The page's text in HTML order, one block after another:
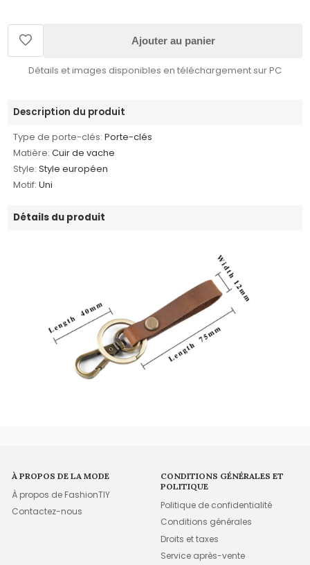
Ajouter au panier
Détails et images disponibles en téléchargement sur PC
Description du produit
Type de porte-clés: Porte-clés
Matière: Cuir de vache
Style: Style européen
Motif: Uni
Détails du produit
À PROPOS DE LA MODE
À propos de FashionTIY
Contactez-nous
CONDITIONS GÉNÉRALES ET
POLITIQUE
Politique de confidentialité
Conditions générales
Droits et taxes
Service après-vente